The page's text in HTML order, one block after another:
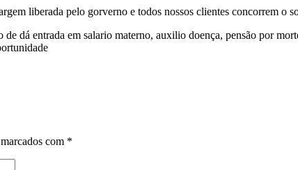
liberada pelo gorverno e todos nossos clientes concorrem o
dá entrada em salario materno, auxilio doença, pensão por
com *